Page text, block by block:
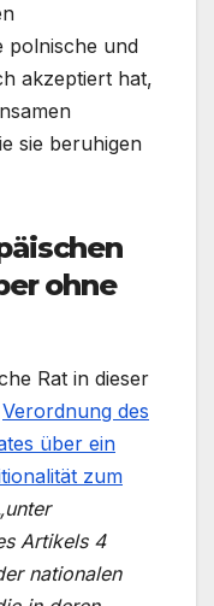
polnische und
akzeptiert hat,
sie beruhigen
ohne
Rat in dieser
Verordnung des
über ein
zum
Artikels 4
nationalen